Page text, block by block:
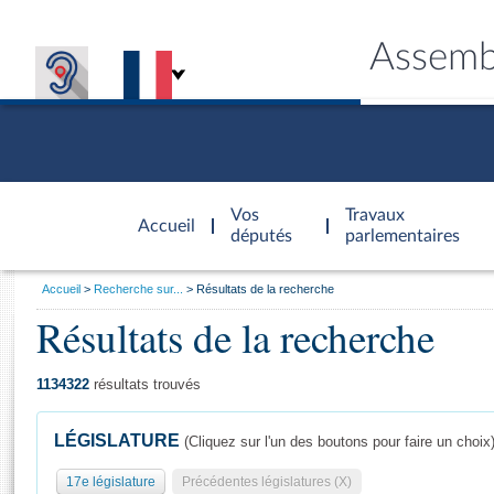
Accueil
d'accueil
Vos
députés
Travaux
parlementaires
Général
Vous
Accueil Recherche sur... Résultats de la recherche
Résultats de la recherche
1134322 résultats trouvés
LÉGISLATURE (Cliquez sur l'un des boutons pour faire un choix)
17e législature Précédentes législatures (X)